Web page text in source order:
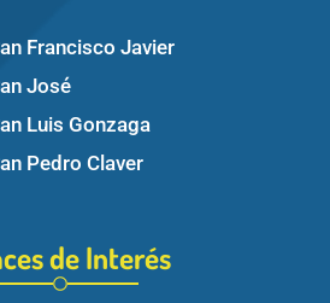
Francisco Javier
José
Luis Gonzaga
Pedro Claver
de Interés